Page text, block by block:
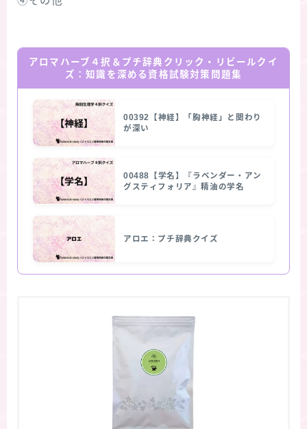
アロマハーブ４択＆プチ辞典クリック・リビールクイ
ズ：知識を深める資格試験対策問題集
00392【神経】「胸神経」と関わり
が深い
00488【学名】『ラベンダー・アン
グスティフォリア』精油の学名
アロエ：プチ辞典クイズ